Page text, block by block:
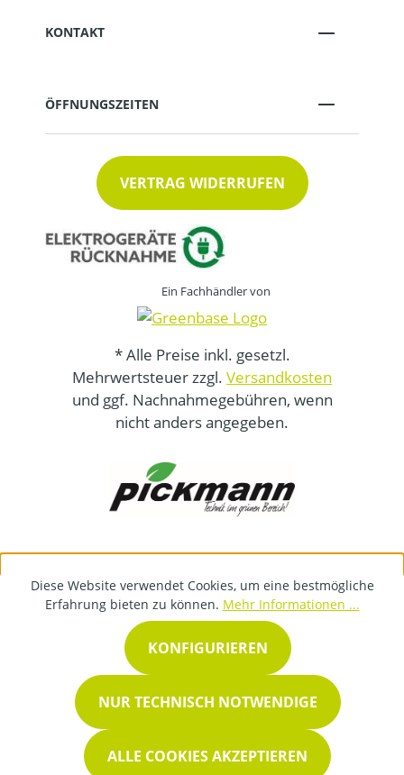
KONTAKT
ÖFFNUNGSZEITEN
VERTRAG WIDERRUFEN
Ein Fachhändler von
* Alle Preise inkl. gesetzl.
Mehrwertsteuer zzgl. Versandkosten
und ggf. Nachnahmegebühren, wenn
nicht anders angegeben.
Diese Website verwendet Cookies, um eine bestmögliche
Erfahrung bieten zu können. Mehr Informationen ...
NUR TECHNISCH NOTWENDIGE
KONFIGURIEREN
ALLE COOKIES AKZEPTIEREN